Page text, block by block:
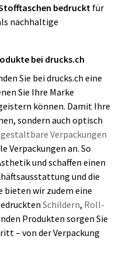
bedruckt für
nachhaltige
bei drucks.ch
Sie bei drucks.ch eine
Sie Ihre Marke
können. Damit Ihre
sondern auch optisch
Verpackungen
Verpackungen an. So
und schaffen einen
und die
wir zudem eine
Schildern, Roll-
Produkten sorgen Sie
– von der Verpackung